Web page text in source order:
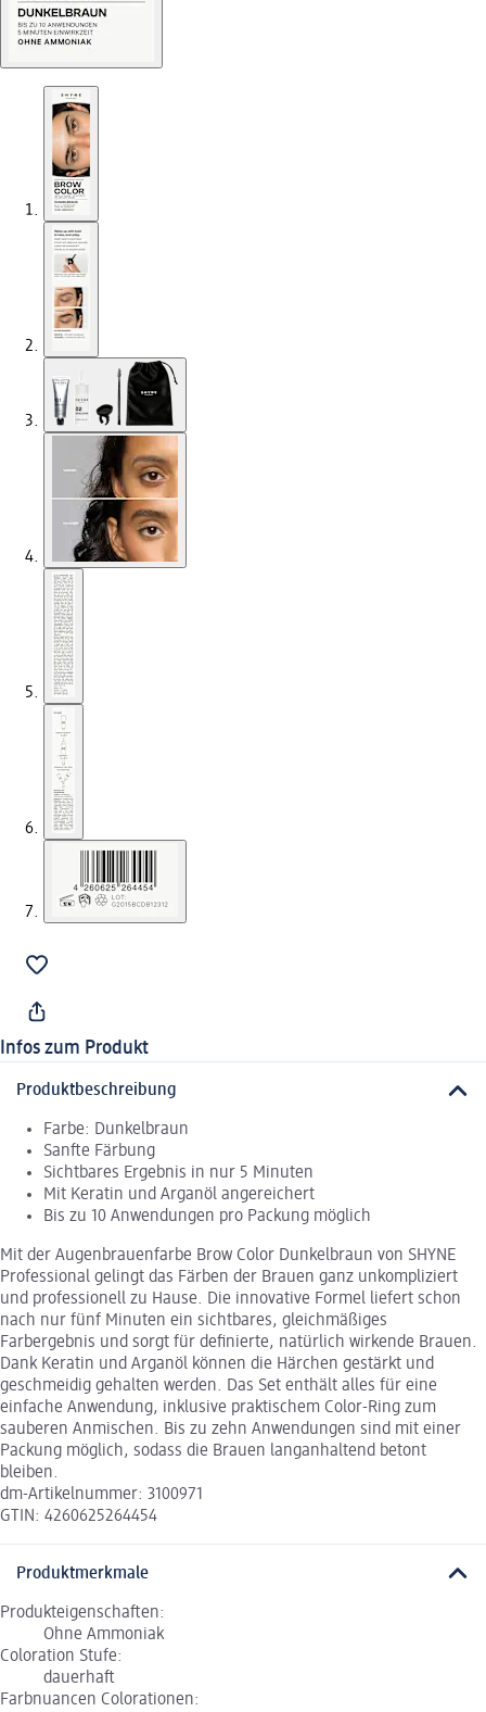
Infos zum Produkt
Produktbeschreibung
Farbe: Dunkelbraun
Sanfte Färbung
Sichtbares Ergebnis in nur 5 Minuten
Mit Keratin und Arganöl angereichert
Bis zu 10 Anwendungen pro Packung möglich
Mit der Augenbrauenfarbe Brow Color Dunkelbraun von SHYNE
Professional gelingt das Färben der Brauen ganz unkompliziert
und professionell zu Hause. Die innovative Formel liefert schon
nach nur fünf Minuten ein sichtbares, gleichmäßiges
Farbergebnis und sorgt für definierte, natürlich wirkende Brauen.
Dank Keratin und Arganöl können die Härchen gestärkt und
geschmeidig gehalten werden. Das Set enthält alles für eine
einfache Anwendung, inklusive praktischem Color-Ring zum
sauberen Anmischen. Bis zu zehn Anwendungen sind mit einer
Packung möglich, sodass die Brauen langanhaltend betont
bleiben.
dm-Artikelnummer: 3100971
GTIN: 4260625264454
Produktmerkmale
Produkteigenschaften:
Ohne Ammoniak
Coloration Stufe:
dauerhaft
Farbnuancen Colorationen: